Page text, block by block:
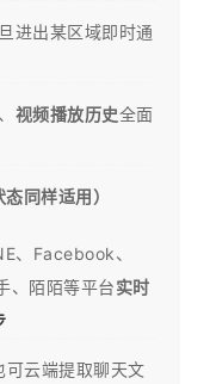
进出某区域即时通
、 视频播放历史全面
态同样适用）
、Facebook、
、陌陌等平台实时
可云端提取聊天文